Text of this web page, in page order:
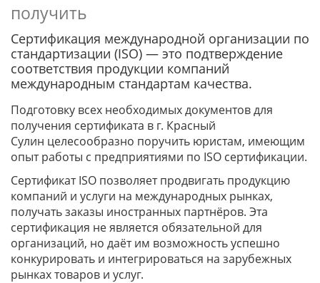
получить
Сертификация международной организации по
стандартизации (ISO) — это подтверждение
соответствия продукции компаний
международным стандартам качества.
Подготовку всех необходимых документов для
получения сертификата в г. Красный
Сулин целесообразно поручить юристам, имеющим
опыт работы с предприятиями по ISO сертификации.
Сертификат ISO позволяет продвигать продукцию
компаний и услуги на международных рынках,
получать заказы иностранных партнёров. Эта
сертификация не является обязательной для
организаций, но даёт им возможность успешно
конкурировать и интегрироваться на зарубежных
рынках товаров и услуг.